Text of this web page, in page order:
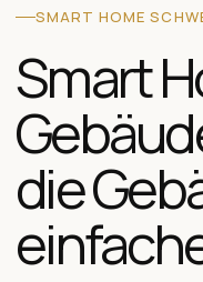
SMART HOME
Smart
die